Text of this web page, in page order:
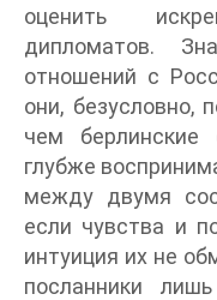
оценить
дипломатов.
отношений с
они, безусловно,
чем берлинские
глубже
между двумя
если чувства и
интуиция их не
посланники